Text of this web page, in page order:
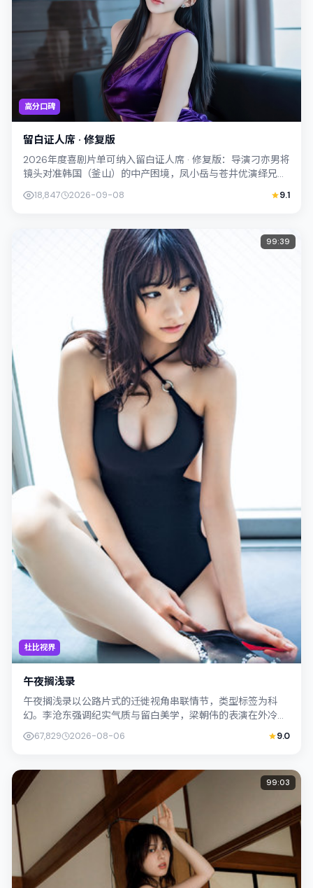
高分口碑
留白证人席 · 修复版
2026年度喜剧片单可纳入留白证人席 · 修复版：导演刁亦男将
镜头对准韩国（釜山）的中产困境，凤小岳与苍井优演绎兄妹
18,847 2026-09-08 9.1
杜比视界
99:39
午夜搁浅录
午夜搁浅录以公路片式的迁徙视角串联情节，类型标签为科
幻。李沧东强调纪实气质与留白美学，梁朝伟的表演在外冷内
热之间切换；若你正在查找中国台湾取景的...
67,829 2026-08-06 9.0
99:03